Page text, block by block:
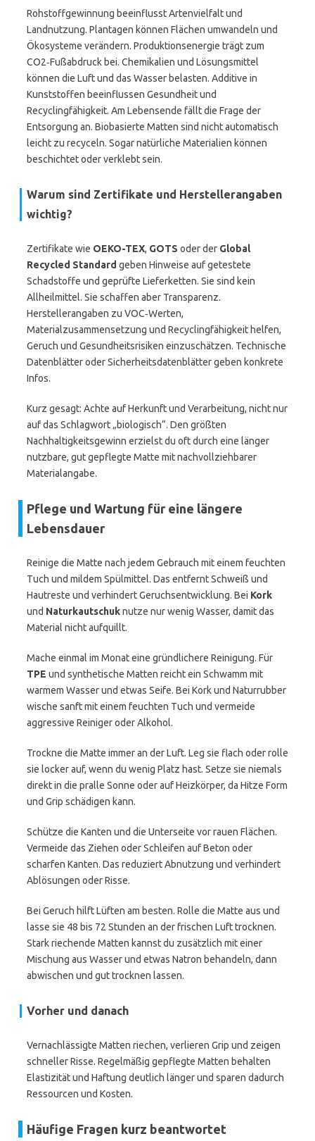
Rohstoffgewinnung beeinflusst Artenvielfalt und
Landnutzung. Plantagen können Flächen umwandeln und
Ökosysteme verändern. Produktionsenergie trägt zum
CO2‑Fußabdruck bei. Chemikalien und Lösungsmittel
können die Luft und das Wasser belasten. Additive in
Kunststoffen beeinflussen Gesundheit und
Recyclingfähigkeit. Am Lebensende fällt die Frage der
Entsorgung an. Biobasierte Matten sind nicht automatisch
leicht zu recyceln. Sogar natürliche Materialien können
beschichtet oder verklebt sein.
Warum sind Zertifikate und Herstellerangaben
wichtig?
Zertifikate wie OEKO-TEX, GOTS oder der Global
Recycled Standard geben Hinweise auf getestete
Schadstoffe und geprüfte Lieferketten. Sie sind kein
Allheilmittel. Sie schaffen aber Transparenz.
Herstellerangaben zu VOC‑Werten,
Materialzusammensetzung und Recyclingfähigkeit helfen,
Geruch und Gesundheitsrisiken einzuschätzen. Technische
Datenblätter oder Sicherheitsdatenblätter geben konkrete
Infos.
Kurz gesagt: Achte auf Herkunft und Verarbeitung, nicht nur
auf das Schlagwort „biologisch“. Den größten
Nachhaltigkeitsgewinn erzielst du oft durch eine länger
nutzbare, gut gepflegte Matte mit nachvollziehbarer
Materialangabe.
Pflege und Wartung für eine längere
Lebensdauer
Reinige die Matte nach jedem Gebrauch mit einem feuchten
Tuch und mildem Spülmittel. Das entfernt Schweiß und
Hautreste und verhindert Geruchsentwicklung. Bei Kork
und Naturkautschuknutze nur wenig Wasser, damit das
Material nicht aufquillt.
Mache einmal im Monat eine gründlichere Reinigung. Für
TPE und synthetische Matten reicht ein Schwamm mit
warmem Wasser und etwas Seife. Bei Kork und Naturrubber
wische sanft mit einem feuchten Tuch und vermeide
aggressive Reiniger oder Alkohol.
Trockne die Matte immer an der Luft. Leg sie flach oder rolle
sie locker auf, wenn du wenig Platz hast. Setze sie niemals
direkt in die pralle Sonne oder auf Heizkörper, da Hitze Form
und Grip schädigen kann.
Schütze die Kanten und die Unterseite vor rauen Flächen.
Vermeide das Ziehen oder Schleifen auf Beton oder
scharfen Kanten. Das reduziert Abnutzung und verhindert
Ablösungen oder Risse.
Bei Geruch hilft Lüften am besten. Rolle die Matte aus und
lasse sie 48 bis 72 Stunden an der frischen Luft trocknen.
Stark riechende Matten kannst du zusätzlich mit einer
Mischung aus Wasser und etwas Natron behandeln, dann
abwischen und gut trocknen lassen.
Vorher und danach
Vernachlässigte Matten riechen, verlieren Grip und zeigen
schneller Risse. Regelmäßig gepflegte Matten behalten
Elastizität und Haftung deutlich länger und sparen dadurch
Ressourcen und Kosten.
Häufige Fragen kurz beantwortet